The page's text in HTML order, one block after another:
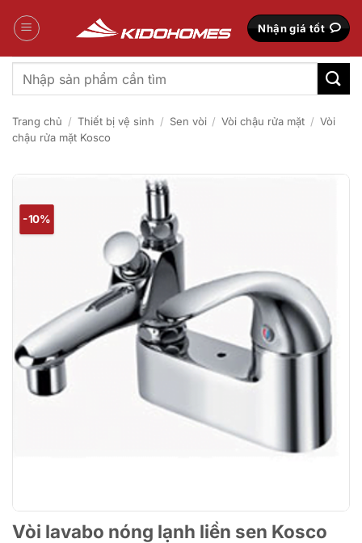
qua
Nhận giá tốt
Tìm
kiếm:
Trang chủ / Thiết bị vệ sinh / Sen vòi / Vòi chậu rửa mặt / Vòi
chậu rửa mặt Kosco
-10%
Vòi lavabo nóng lạnh liền sen Kosco